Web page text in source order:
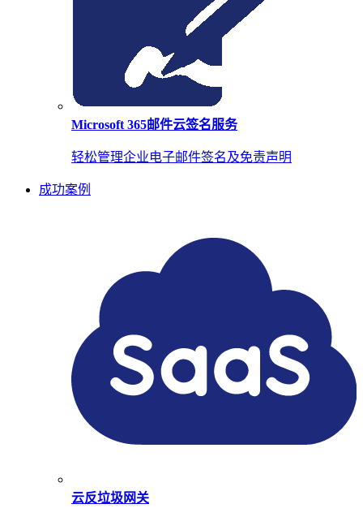
Microsoft 365邮件云签名服务
轻松管理企业电子邮件签名及免责声明
成功案例
云反垃圾网关